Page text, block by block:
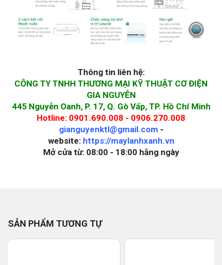
Thông tin liên hệ:
CÔNG TY TNHH THƯƠNG MẠI KỸ THUẬT CƠ ĐIỆN
GIA NGUYỄN
445 Nguyễn Oanh, P. 17, Q. Gò Vấp, TP. Hồ Chí Minh
Hotline: 0901.690.008 - 0906.270.008
gianguyenktl@gmail.com -
website: https://maylanhxanh.vn
Mở cửa từ: 08:00 - 18:00 hằng ngày
SẢN PHẨM TƯƠNG TỰ